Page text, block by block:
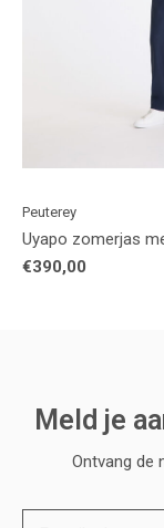
Peuterey
Uyapo zomerjas
€390,00
Meld je
Ontvang de